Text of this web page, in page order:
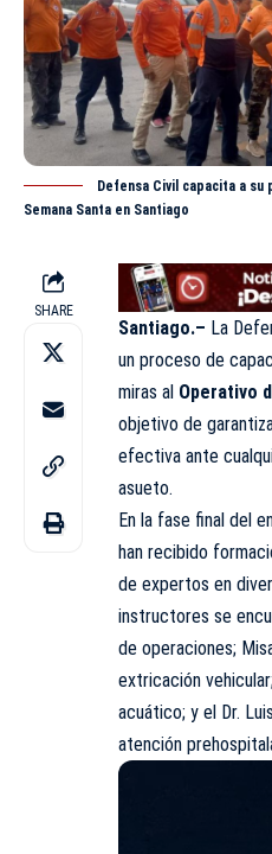
Defensa Civil capacita a
Semana Santa en Santiago
SHARE
Santiago.– La
un proceso de
miras al Operativo
objetivo de
efectiva ante
asueto.
En la fase final del
han recibido
de expertos en
instructores se
de operaciones;
extricación
acuático; y el Dr.
atención